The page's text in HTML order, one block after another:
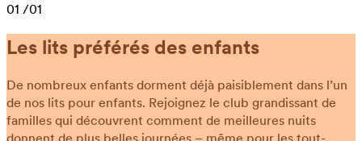
01 /01
Les lits préférés des enfants
De nombreux enfants dorment déjà paisiblement dans l’un
de nos lits pour enfants. Rejoignez le club grandissant de
familles qui découvrent comment de meilleures nuits